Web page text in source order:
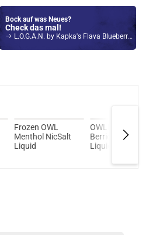
Bock auf was Neues?
Check das mal!
L.O.G.A.N. by Kapka's Flava Blueberry Lemonade NicSalt Liquid 10ml / 10mg
Frozen OWL
Menthol NicSalt
Liquid
OWLIQ Red
Berries NicSalt
Liquid